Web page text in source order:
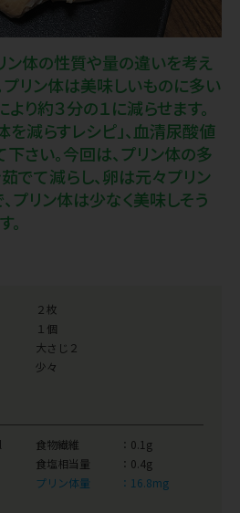
ン体の性質や量の違いを考え
プリン体は美味しいものに多い
り約３分の１に減らせます。
を減らすレシピ」、血清尿酸値
さい。今回は、プリン体の多
でて減らし、卵は元々プリン
プリン体は少なく美味しそう
。
２枚
１個
大さじ２
少々
食物繊維
：0.1g
食塩相当量
：0.4g
プリン体量
：16.8mg